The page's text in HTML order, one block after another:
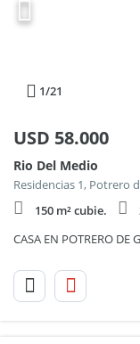
1/21
USD 58.000
Rio Del Medio
Residencias 1, Potrero
150 m² cubie.
CASA EN POTRERO DE